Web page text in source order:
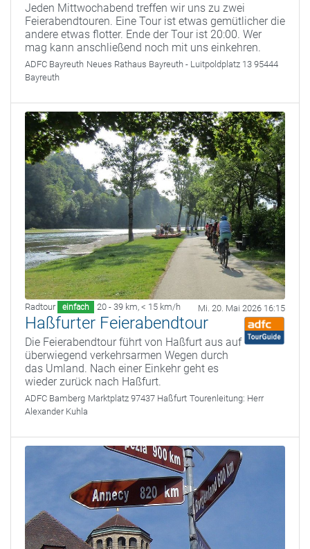
Jeden Mittwochabend treffen wir uns zu zwei
Feierabendtouren. Eine Tour ist etwas gemütlicher die
andere etwas flotter. Ende der Tour ist 20:00. Wer
mag kann anschließend noch mit uns einkehren.
ADFC Bayreuth Neues Rathaus Bayreuth - Luitpoldplatz 13 95444
Bayreuth
Radtour einfach 20 - 39 km, < 15 km/h Mi. 20. Mai 2026 16:15
Haßfurter Feierabendtour
Die Feierabendtour führt von Haßfurt aus auf
überwiegend verkehrsarmen Wegen durch
das Umland. Nach einer Einkehr geht es
wieder zurück nach Haßfurt.
ADFC Bamberg Marktplatz 97437 Haßfurt Tourenleitung: Herr
Alexander Kuhla